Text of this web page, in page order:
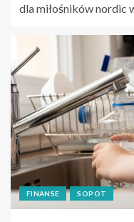
dla miłośników nordic
FINANSE SOPOT